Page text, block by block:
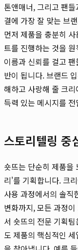
톤앤매너, 그리고 팬
결에 가장 잘 맞는 브
먼저 제품을 충분히
트를 진행하는 것을
이름과 신뢰를 걸고
반이 됩니다. 브랜드
해하고 사랑해 줄 크
득력 있는 메시지를
스토리텔링 중
숏뜨는 단순히 제품을
리'를 기획합니다. 크
사용 과정에서의 솔직
변화까지, 모든 과정
서 숏뜨의 전문 기획
도 제품의 핵심적인